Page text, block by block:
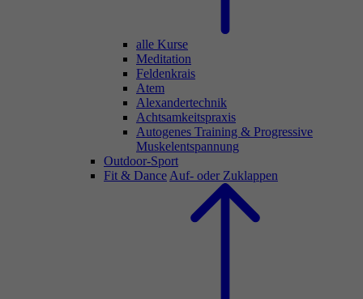
alle Kurse
Meditation
Feldenkrais
Atem
Alexandertechnik
Achtsamkeitspraxis
Autogenes Training & Progressive
Muskelentspannung
Outdoor-Sport
Fit & Dance Auf- oder Zuklappen